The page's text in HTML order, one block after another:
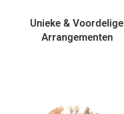
Unieke & Voordelige
Arrangementen